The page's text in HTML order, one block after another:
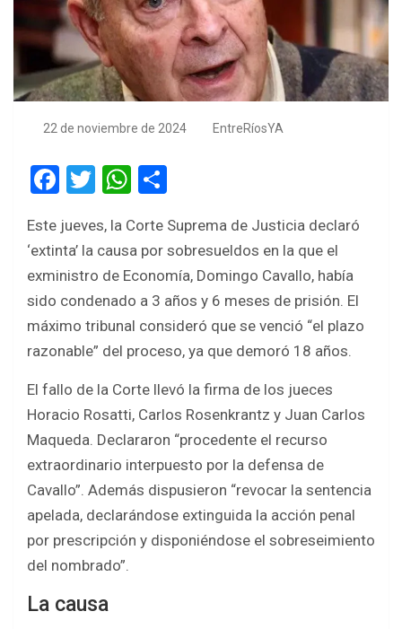
22 de noviembre de 2024 EntreRíosYA
F
ce
b
o
o
k
T
tt
er
W
at
s
A
p
p
ar
e
Este jueves, la Corte Suprema de Justicia declaró
‘extinta’ la causa por sobresueldos en la que el
exministro de Economía, Domingo Cavallo, había
sido condenado a 3 años y 6 meses de prisión. El
máximo tribunal consideró que se venció “el plazo
razonable” del proceso, ya que demoró 18 años.
El fallo de la Corte llevó la firma de los jueces
Horacio Rosatti, Carlos Rosenkrantz y Juan Carlos
Maqueda. Declararon “procedente el recurso
extraordinario interpuesto por la defensa de
Cavallo”. Además dispusieron “revocar la sentencia
apelada, declarándose extinguida la acción penal
por prescripción y disponiéndose el sobreseimiento
del nombrado”.
La causa